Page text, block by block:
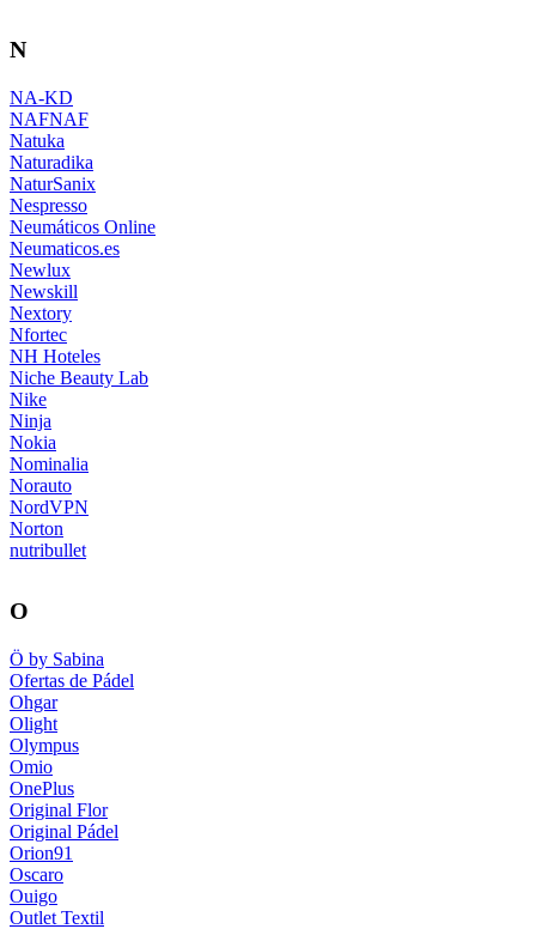
N
NA-KD
NAFNAF
Natuka
Naturadika
NaturSanix
Nespresso
Neumáticos Online
Neumaticos.es
Newlux
Newskill
Nextory
Nfortec
NH Hoteles
Niche Beauty Lab
Nike
Ninja
Nokia
Nominalia
Norauto
NordVPN
Norton
nutribullet
O
Ö by Sabina
Ofertas de Pádel
Ohgar
Olight
Olympus
Omio
OnePlus
Original Flor
Original Pádel
Orion91
Oscaro
Ouigo
Outlet Textil